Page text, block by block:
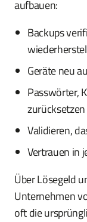
aufbauen:
Backups
Geräte neu
Passwörter,
zurücksetzen
Validieren,
Vertrauen in
Über Lösegeld
Unternehmen
oft die